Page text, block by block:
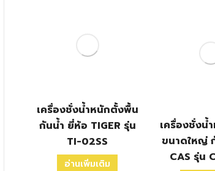
เครื่องชั่งน้ำหนักตั้งพื้น
กันน้ำ ยี่ห้อ TIGER รุ่น
TI-02SS
อ่านเพิ่มเติม
เครื่องชั่งน้
ขนาดใหญ่
CAS รุ่น